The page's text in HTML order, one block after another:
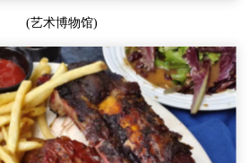
(艺术博物馆)